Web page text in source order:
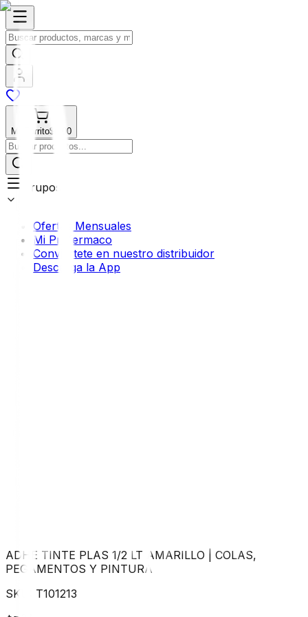
Mi Carrito$0.00
Grupos
Ofertas Mensuales
Mi Profermaco
Conviértete en nuestro distribuidor
Descarga la App
ADHE TINTE PLAS 1/2 LT AMARILLO | COLAS,
PEGAMENTOS Y PINTURA
SKU: T101213